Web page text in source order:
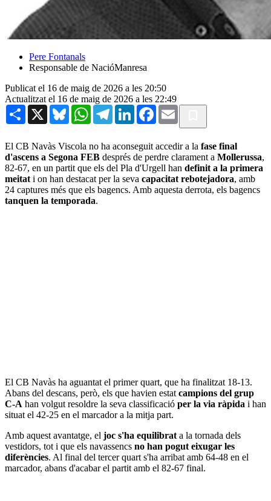
Pere Fontanals
Responsable de NacióManresa
Publicat el 16 de maig de 2026 a les 20:50
Actualitzat el 16 de maig de 2026 a les 22:49
Share X BlueskyWhatsAppTelegramLinkedInFacebook
Email
El CB Navàs Viscola no ha aconseguit accedir a la fase final
d'ascens a Segona FEB després de perdre clarament a Mollerussa,
82-67, en un partit que els del Pla d'Urgell han definit a la primera
meitat i on han destacat per la seva capacitat rebotejadora, amb
24 captures més que els bagencs. Amb aquesta derrota, els bagencs
tanquen la temporada.
El CB Navàs ha aguantat el primer quart, que ha finalitzat 18-13.
Abans del descans, però, els que havien estat campions del grup
C-A han volgut resoldre la seva classificació per la via ràpida i han
situat el 42-25 en el marcador a la mitja part.
Amb aquest avantatge, el joc s'ha equilibrat a la tornada dels
vestidors, tot i que els navassencs no han pogut eixugar les
diferències. Al final del tercer quart s'ha arribat amb 64-48 en el
marcador, abans d'acabar el partit amb el 82-67 final.